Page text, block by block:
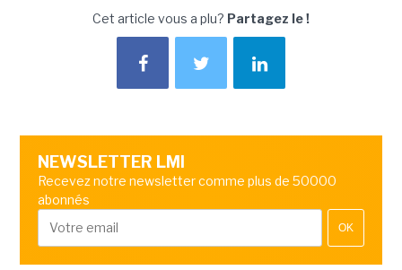
Cet article vous a plu? Partagez le !
NEWSLETTER LMI
Recevez notre newsletter comme plus de 50000
abonnés
OK